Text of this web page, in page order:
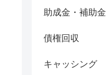
助成金・補助金
債権回収
キャッシング